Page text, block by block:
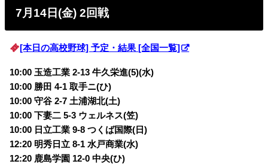
7月14日(金) 2回戦
[本日の高校野球] 予定・結果 [全国一覧]
10:00 玉造工業 2-13 牛久栄進(5)(水)
10:00 勝田 4-1 取手ニ(ひ)
10:00 守谷 2-7 土浦湖北(土)
10:00 下妻二 5-3 ウェルネス(笠)
10:00 日立工業 9-8 つくば国際(日)
12:20 明秀日立 8-1 水戸商業(水)
12:20 鹿島学園 12-0 中央(ひ)